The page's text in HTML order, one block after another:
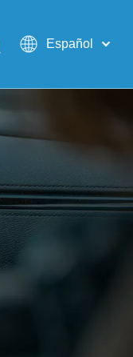
Español
Pусский